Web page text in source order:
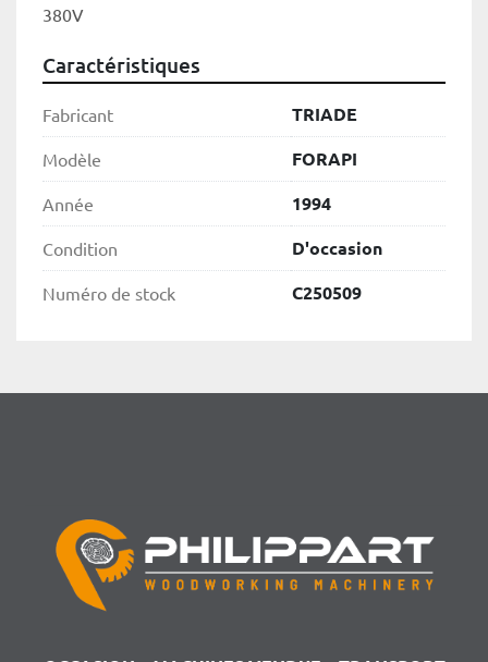
380V
Caractéristiques
Fabricant TRIADE
Modèle FORAPI
Année 1994
Condition D'occasion
Numéro de stock C250509